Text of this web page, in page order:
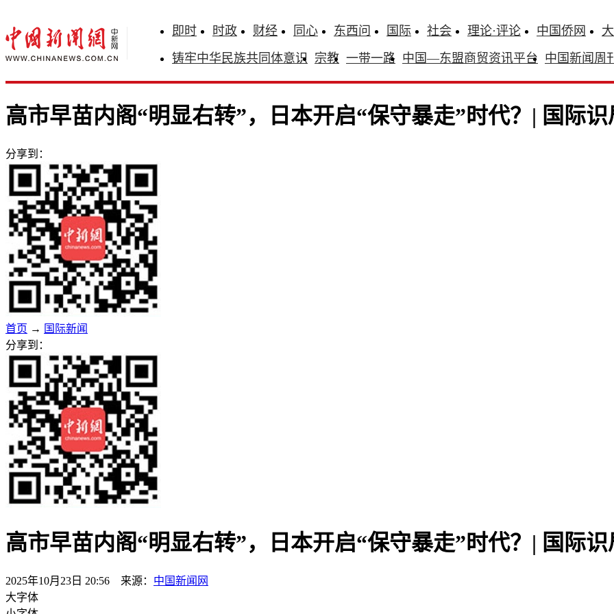
即时 时政 财经 同心 东西问 国际 社会 理论·评论 中国侨网
铸牢中华民族共同体意识 宗教 一带一路 中国—东盟商贸资讯平台 中国新闻周
高市早苗内阁“明显右转”，日本开启“保守暴走”时代？| 国际识
分享到：
首页 → 国际新闻
分享到：
高市早苗内阁“明显右转”，日本开启“保守暴走”时代？| 国际识
2025年10月23日 20:56 来源： 中国新闻网
大字体